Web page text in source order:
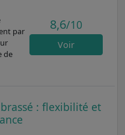
par
de
8,6/10
Voir
: flexibilité et